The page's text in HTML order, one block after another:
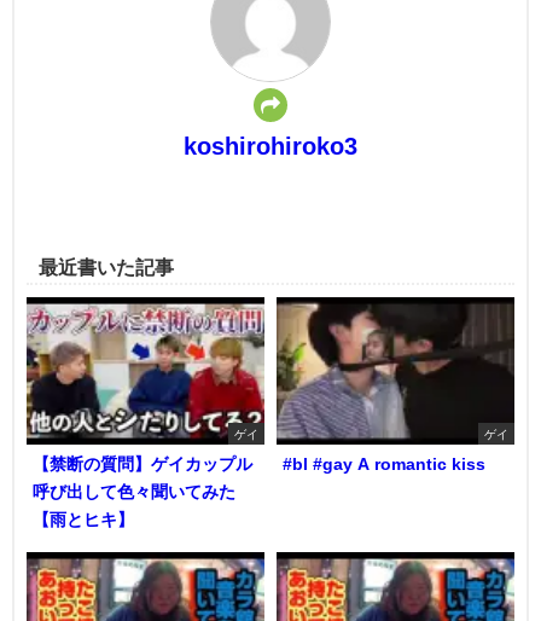
koshirohiroko3
最近書いた記事
ゲイ
【禁断の質問】ゲイカップル
呼び出して色々聞いてみた
【雨とヒキ】
ゲイ
#bl #gay A romantic kiss